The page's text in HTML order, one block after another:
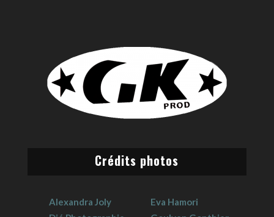
Crédits photos
Alexandra Joly
Eva Hamori